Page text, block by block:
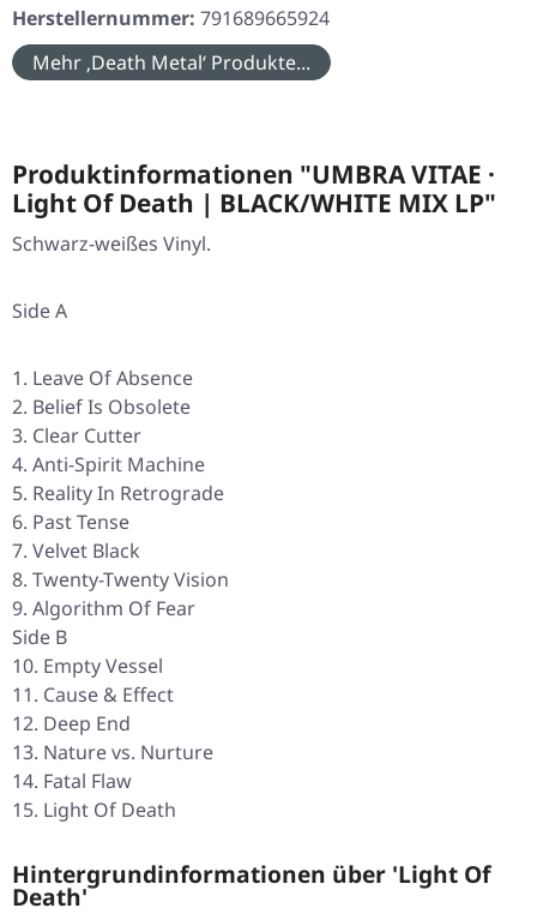
Herstellernummer: 791689665924
Mehr ‚Death Metal‘ Produkte...
Produktinformationen "UMBRA VITAE ·
Light Of Death | BLACK/WHITE MIX LP"
Schwarz-weißes Vinyl.
Side A
Leave Of Absence
Belief Is Obsolete
Clear Cutter
Anti-Spirit Machine
Reality In Retrograde
Past Tense
Velvet Black
Twenty-Twenty Vision
Algorithm Of Fear
Side B
Empty Vessel
Cause & Effect
Deep End
Nature vs. Nurture
Fatal Flaw
Light Of Death
Hintergrundinformationen über 'Light Of
Death'